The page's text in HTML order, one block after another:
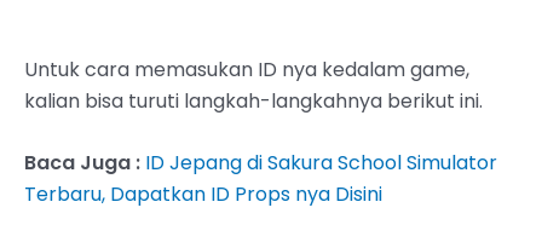
Untuk cara memasukan ID nya kedalam game,
kalian bisa turuti langkah-langkahnya berikut ini.
Baca Juga : ID Jepang di Sakura School Simulator
Terbaru, Dapatkan ID Props nya Disini